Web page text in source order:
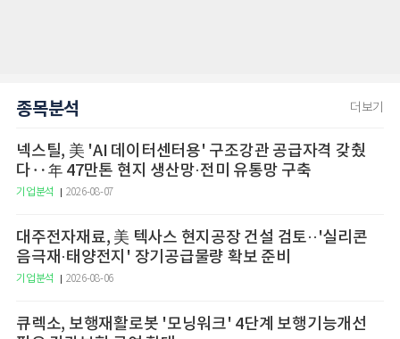
종목분석 더보기
넥스틸, 美 'AI 데이터센터용' 구조강관 공급자격 갖췄
다‥年 47만톤 현지 생산망·전미 유통망 구축
기업분석 2026-08-07
대주전자재료, 美 텍사스 현지공장 건설 검토··'실리콘
음극재·태양전지' 장기공급물량 확보 준비
기업분석 2026-08-06
큐렉소, 보행재활로봇 '모닝워크' 4단계 보행기능개선